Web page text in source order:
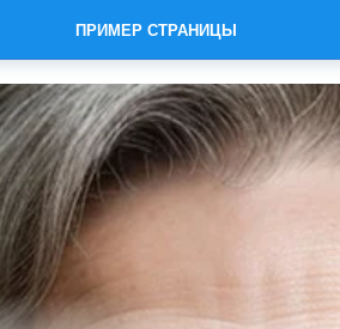
ПРИМЕР СТРАНИЦЫ